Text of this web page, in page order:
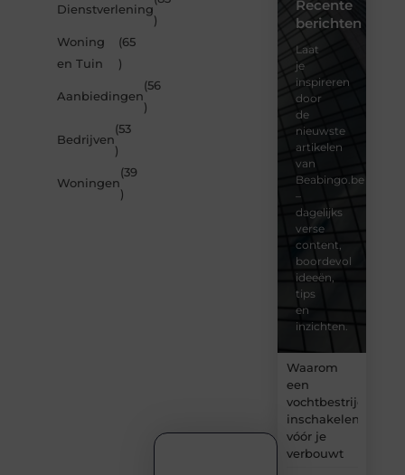
Dienstverlening
)
Woning
en Tuin
(65
)
Aanbiedingen
(56
)
Bedrijven
(53
)
Woningen
(39
)
Recente
berichten
Laat
je
inspireren
door
de
nieuwste
artikelen
van
Beabingo.be
–
dagelijks
verse
content,
boordevol
ideeën,
tips
en
inzichten.
Waarom
een
inschakelen
vóór je
verbouwt